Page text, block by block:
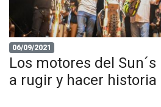
06/09/2021
Los motores del
a rugir y hacer historia